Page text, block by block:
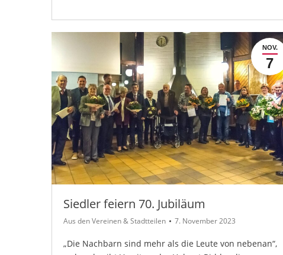
NOV.
7
Siedler feiern 70. Jubiläum
Aus den Vereinen & Stadtteilen 7. November 2023
„Die Nachbarn sind mehr als die Leute von nebenan“,